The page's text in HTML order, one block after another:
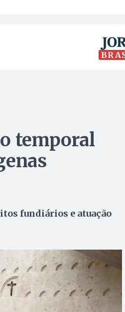
temporal
fundiários e atuação